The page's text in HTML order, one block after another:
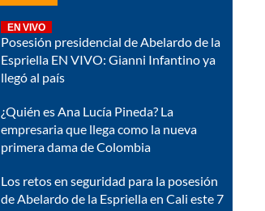
EN VIVO
Posesión presidencial de Abelardo de la
Espriella EN VIVO: Gianni Infantino ya
llegó al país
¿Quién es Ana Lucía Pineda? La
empresaria que llega como la nueva
primera dama de Colombia
Los retos en seguridad para la posesión
de Abelardo de la Espriella en Cali este 7